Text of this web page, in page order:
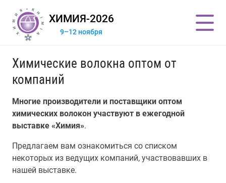
ХИМИЯ-2026
9–12 ноября
Химические волокна оптом от
компаний
Многие производители и поставщики оптом
химических волокон участвуют в ежегодной
выставке «Химия».
Предлагаем вам ознакомиться со списком
некоторых из ведущих компаний, участвовавших в
нашей выставке.